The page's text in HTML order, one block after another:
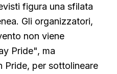
figura una sfilata
Gli organizzatori,
non viene
Pride", ma
Pride, per sottolineare